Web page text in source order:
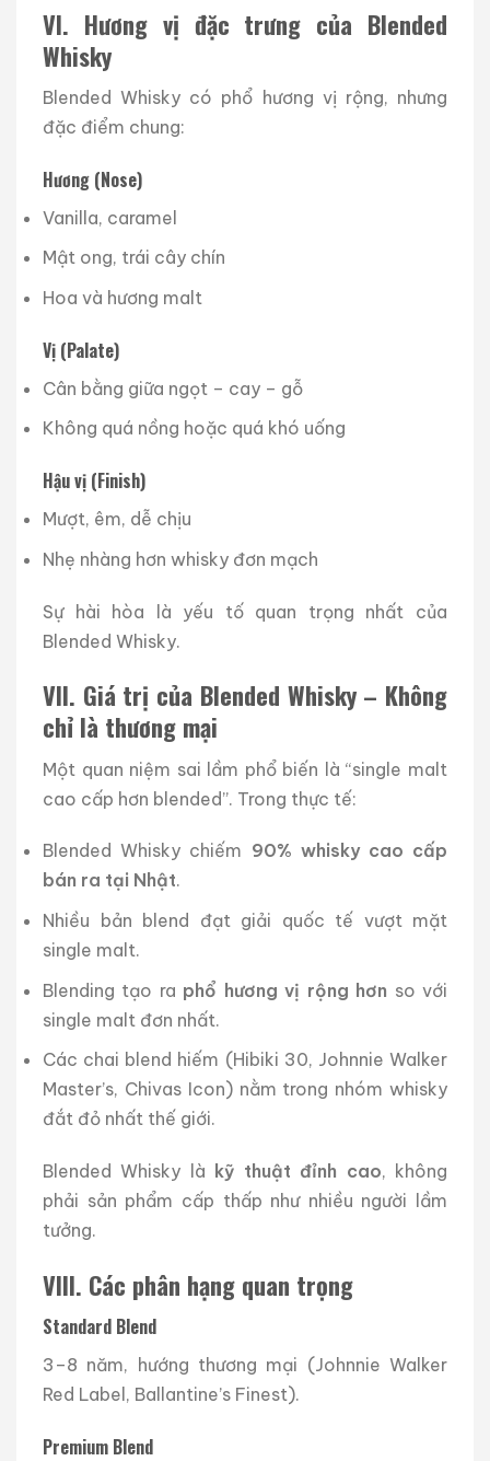
VI. Hương vị đặc trưng của Blended
Whisky
Blended Whisky có phổ hương vị rộng, nhưng
đặc điểm chung:
Hương (Nose)
Vanilla, caramel
Mật ong, trái cây chín
Hoa và hương malt
Vị (Palate)
Cân bằng giữa ngọt – cay – gỗ
Không quá nồng hoặc quá khó uống
Hậu vị (Finish)
Mượt, êm, dễ chịu
Nhẹ nhàng hơn whisky đơn mạch
Sự hài hòa là yếu tố quan trọng nhất của
Blended Whisky.
VII. Giá trị của Blended Whisky – Không
chỉ là thương mại
Một quan niệm sai lầm phổ biến là “single malt
cao cấp hơn blended”. Trong thực tế:
Blended Whisky chiếm 90% whisky cao cấp
bán ra tại Nhật.
Nhiều bản blend đạt giải quốc tế vượt mặt
single malt.
Blending tạo ra phổ hương vị rộng hơn so với
single malt đơn nhất.
Các chai blend hiếm (Hibiki 30, Johnnie Walker
Master’s, Chivas Icon) nằm trong nhóm whisky
đắt đỏ nhất thế giới.
Blended Whisky là kỹ thuật đỉnh cao, không
phải sản phẩm cấp thấp như nhiều người lầm
tưởng.
VIII. Các phân hạng quan trọng
Standard Blend
3–8 năm, hướng thương mại (Johnnie Walker
Red Label, Ballantine’s Finest).
Premium Blend